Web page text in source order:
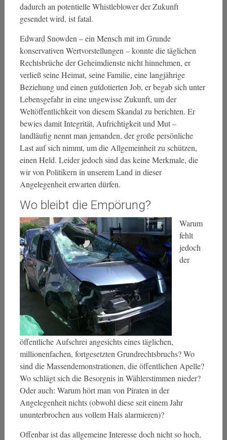
dadurch an potentielle Whistleblower der Zukunft
gesendet wird, ist fatal.
Edward Snowden – ein Mensch mit im Grunde
konservativen Wertvorstellungen – konnte die täglichen
Rechtsbrüche der Geheimdienste nicht hinnehmen, er
verließ seine Heimat, seine Familie, eine langjährige
Beziehung und einen gutdotierten Job, er begab sich unter
Lebensgefahr in eine ungewisse Zukunft, um der
Weltöffentlichkeit von diesem Skandal zu berichten. Er
bewies damit Integrität, Aufrichtigkeit und Mut –
landläufig nennt man jemanden, der große persönliche
Last auf sich nimmt, um die Allgemeinheit zu schützen,
einen Held. Leider jedoch sind das keine Merkmale, die
wir von Politikern in unserem Land in dieser
Angelegenheit erwarten dürfen.
Wo bleibt die Empörung?
Warum
fehlt
jedoch
der
öffentliche Aufschrei angesichts eines täglichen,
millionenfachen, fortgesetzten Grundrechtsbruchs? Wo
sind die Massendemonstrationen, die öffentlichen Apelle?
Wo schlägt sich die Besorgnis in Wählerstimmen nieder?
Oder auch: Warum hört man von Piraten in der
Angelegenheit nichts (obwohl diese seit einem Jahr
ununterbrochen aus vollem Hals alarmieren)?
Offenbar ist das allgemeine Interesse doch nicht so hoch,